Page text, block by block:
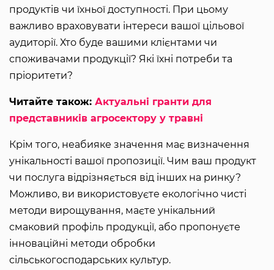
продуктів чи їхньої доступності. При цьому
важливо враховувати інтереси вашої цільової
аудиторії. Хто буде вашими клієнтами чи
споживачами продукції? Які їхні потреби та
пріоритети?
Читайте також: Актуальні гранти для
представників агросектору у травні
Крім того, неабияке значення має визначення
унікальності вашої пропозиції. Чим ваш продукт
чи послуга відрізняється від інших на ринку?
Можливо, ви використовуєте екологічно чисті
методи вирощування, маєте унікальний
смаковий профіль продукції, або пропонуєте
інноваційні методи обробки
сільськогосподарських культур.